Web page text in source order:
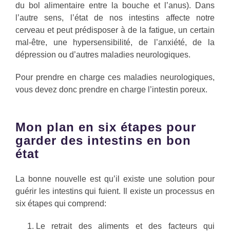
du bol alimentaire entre la bouche et l’anus). Dans
l’autre sens, l’état de nos intestins affecte notre
cerveau et peut prédisposer à de la fatigue, un certain
mal-être, une hypersensibilité, de l’anxiété, de la
dépression ou d’autres maladies neurologiques.
Pour prendre en charge ces maladies neurologiques,
vous devez donc prendre en charge l’intestin poreux.
Mon plan en six étapes pour
garder des intestins en bon
état
La bonne nouvelle est qu’il existe une solution pour
guérir les intestins qui fuient. Il existe un processus en
six étapes qui comprend:
Le retrait des aliments et des facteurs qui